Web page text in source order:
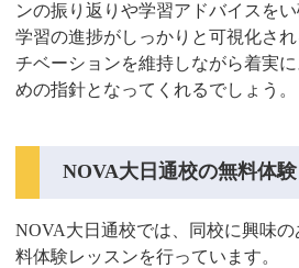
ンの振り返りや学習アドバイスを
学習の進捗がしっかりと可視化さ
チベーションを維持しながら着実
めの指針となってくれるでしょう。
NOVA大日通校の無料体
NOVA大日通校では、同校に興味
料体験レッスンを行っています。